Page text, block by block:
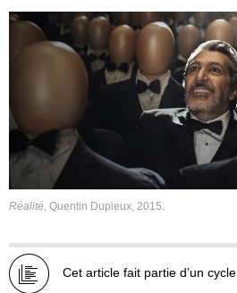
Réalité, Quentin Dupieux, 2015.
Cet article fait partie d’un cycle